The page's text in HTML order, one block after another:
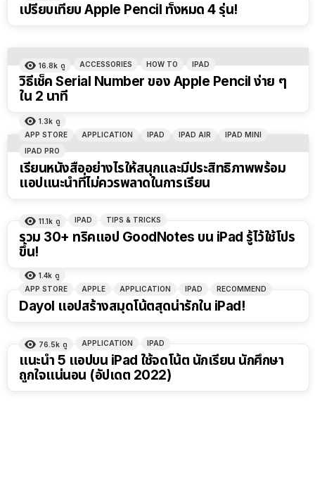
เปรียบเทียบ Apple Pencil ทั้งหมด 4 รุ่น!
16.8k ดู ACCESSORIES HOW TO IPAD
วิธีเช็ค Serial Number ของ Apple Pencil ง่าย ๆ
ใน 2 นาที
1.3k ดู
APP STORE
APPLICATION IPAD IPAD AIR
IPAD MINI
IPAD PRO
เรียนหนังสืออย่างไรให้สนุกและมีประสิทธิภาพพร้อม
แอปแนะนำที่ไม่ควรพลาดในการเรียน
11.1k ดู IPAD TIPS & TRICKS
รวม 30+ ทริคแอป GoodNotes บน iPad รู้ไว้ใช้โปร
ขึ้น!
1.4k ดู
APP STORE
APPLE APPLICATION IPAD RECOMMEND
Dayol แอปสร้างสมุดโน้ตสุดน่ารักใน iPad!
76.5k ดู APPLICATION IPAD
แนะนำ 5 แอปบน iPad ใช้จดโน้ต นักเรียน นักศึกษา
ถูกใจแน่นอน (อัปเดต 2022)